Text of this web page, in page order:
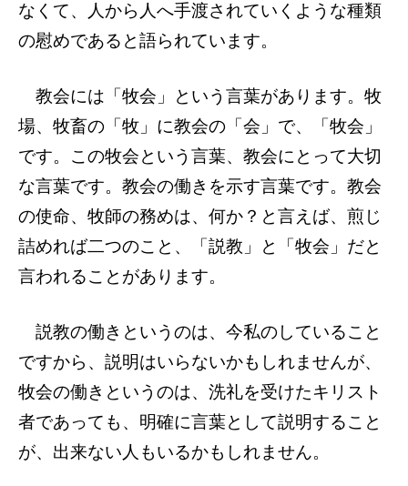
なくて、人から人へ手渡されていくような種類
の慰めであると語られています。
教会には「牧会」という言葉があります。牧
場、牧畜の「牧」に教会の「会」で、「牧会」
です。この牧会という言葉、教会にとって大切
な言葉です。教会の働きを示す言葉です。教会
の使命、牧師の務めは、何か？と言えば、煎じ
詰めれば二つのこと、「説教」と「牧会」だと
言われることがあります。
説教の働きというのは、今私のしていること
ですから、説明はいらないかもしれませんが、
牧会の働きというのは、洗礼を受けたキリスト
者であっても、明確に言葉として説明すること
が、出来ない人もいるかもしれません。